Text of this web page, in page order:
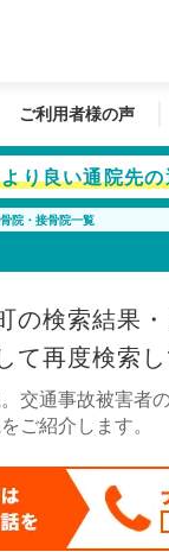
ご利用者様の声
り良い通院先
院・接骨院一覧
の検索結果
て再度検索し
交通事故被害者
ご紹介します。